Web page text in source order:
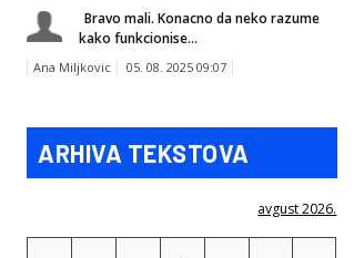
Bravo mali. Konacno da neko razume
kako funkcionise...
Ana Miljkovic 05. 08. 2025 09:07
ARHIVA TEKSTOVA
avgust 2026.